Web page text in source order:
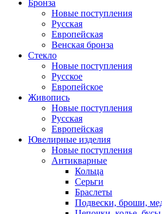
Бронза
Новые поступления
Русская
Европейская
Венская бронза
Стекло
Новые поступления
Русское
Европейское
Живопись
Новые поступления
Русская
Европейская
Ювелирные изделия
Новые поступления
Антикварные
Кольца
Серьги
Браслеты
Подвески, броши,